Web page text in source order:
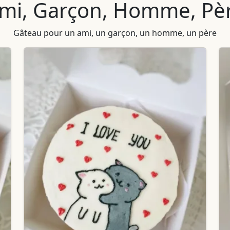
Garçon, Homme,
Gâteau pour un ami, un garçon, un homme, un père